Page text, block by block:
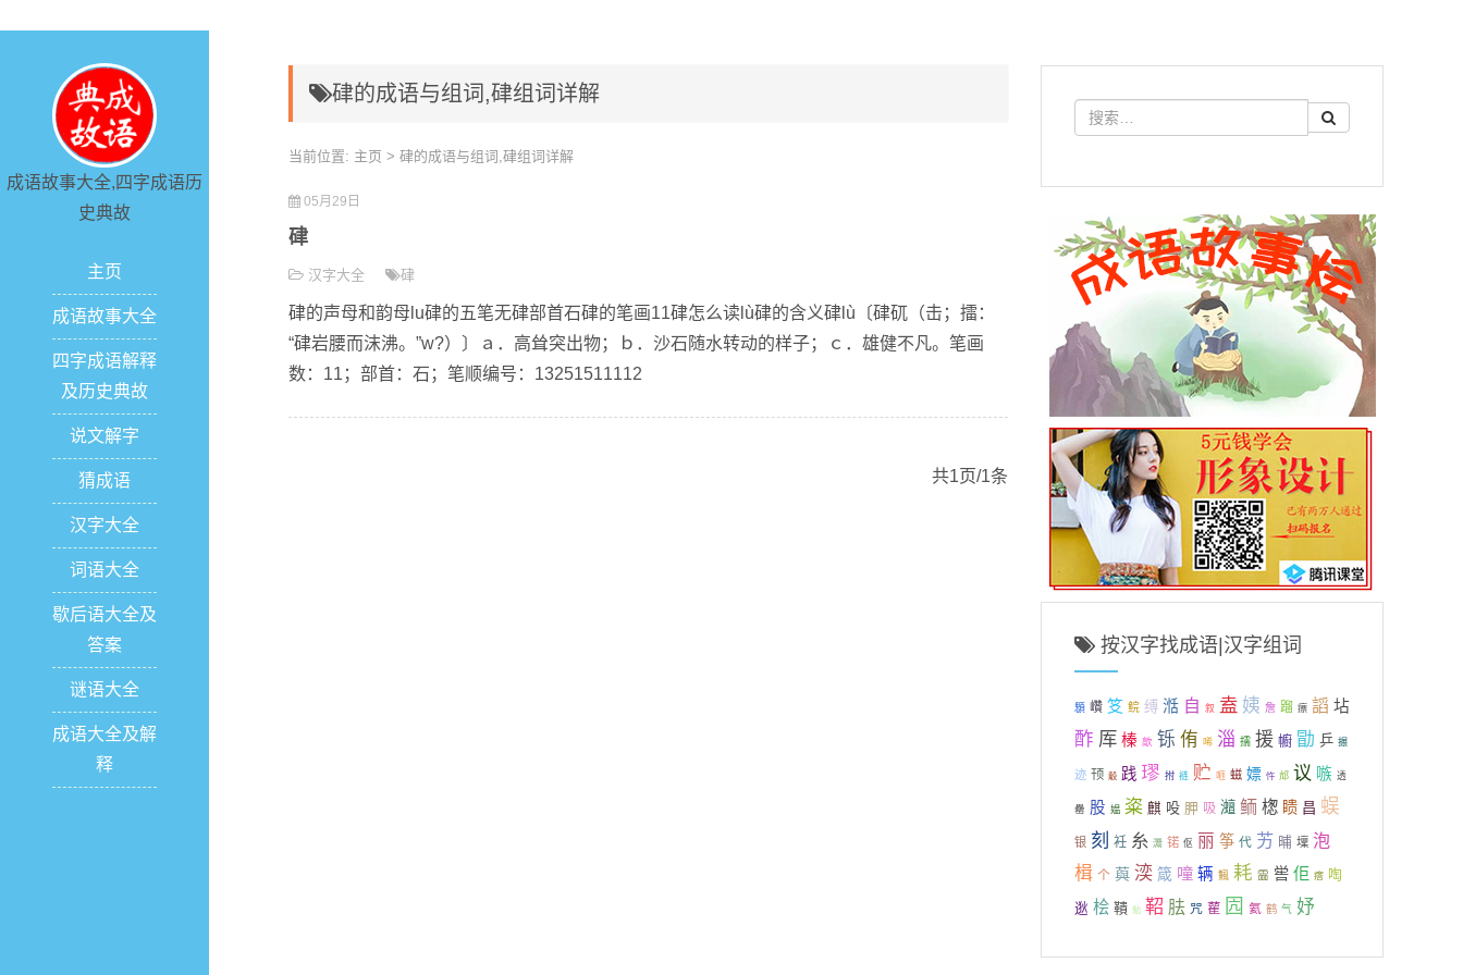
成语故事大全,四字成语历
史典故
主页
成语故事大全
四字成语解释
及历史典故
说文解字
猜成语
汉字大全
词语大全
歇后语大全及
答案
谜语大全
成语大全及解
释
硉的成语与组词,硉组词详解
当前位置: 主页 > 硉的成语与组词,硉组词详解
05月29日
硉
汉字大全 硉
硉的声母和韵母lu硉的五笔无硉部首石硉的笔画11硉怎么读lù硉的含义硉lù〔硉矹（击；擂：
“硉岩腰而沫沸。”w?）〕ａ．高耸突出物；ｂ．沙石随水转动的样子；ｃ．雄健不凡。笔画
数：11；部首：石；笔顺编号：13251511112
共1页/1条
按汉字找成语|汉字组词
顋 巑 笅 鲩 缚 湉 自 叙 盍 姨 詹 蹓 瘭 謟 坫
酢 厍 榛 歊 铄 侑 唏 淄 擩 援 幮 勖 乒 搌
迹 顸 觳 践 璆 拊 裢 贮 咂 螆 嫖 忤 邟 议 嗾 透
罍 股 媪 粢 麒 吺 胛 吸 灗 鲕 楤 瞆 昌 蜈
银 刻 衽 糸 灊 锘 伛 丽 筝 代 艻 晡 壈 泡
楫 个 藇 湙 箴 噇 辆 鲺 耗 霝 喾 佢 瘩 啕
逖 桧 鞼 勉 鞀 胠 咒 雚 囥 氦 鹤 气 妤